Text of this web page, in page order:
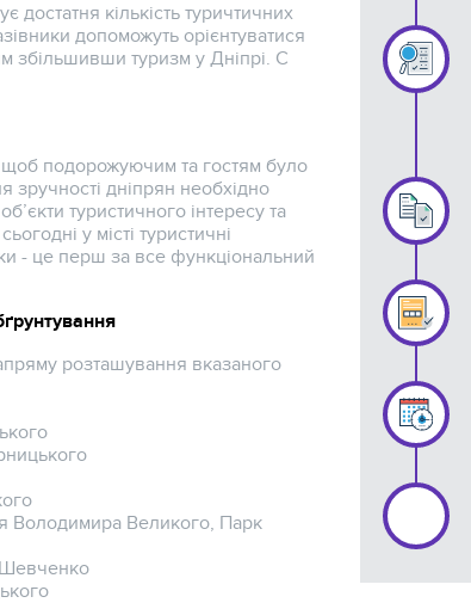
достатня кількість туричтичних
допоможуть орієнтуватися
збільшивши туризм у Дніпрі. С
щоб подорожуючим та гостям було
зручності дніпрян необхідно
туристичного інтересу та
у місті туристичні
- це перш за все функціональний
розташування вказаного
Володимира Великого, Парк